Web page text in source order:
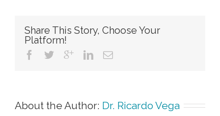
Share This Story, Choose Your
Platform!
About the Author: Dr. Ricardo Vega